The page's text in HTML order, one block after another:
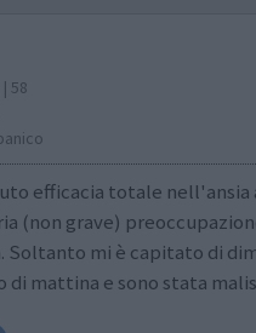
58
efficacia totale
(non grave)
Soltanto mi è capitato di
di mattina e sono stata